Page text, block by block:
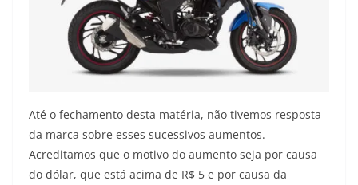
Até o fechamento desta matéria, não tivemos resposta
da marca sobre esses sucessivos aumentos.
Acreditamos que o motivo do aumento seja por causa
do dólar, que está acima de R$ 5 e por causa da